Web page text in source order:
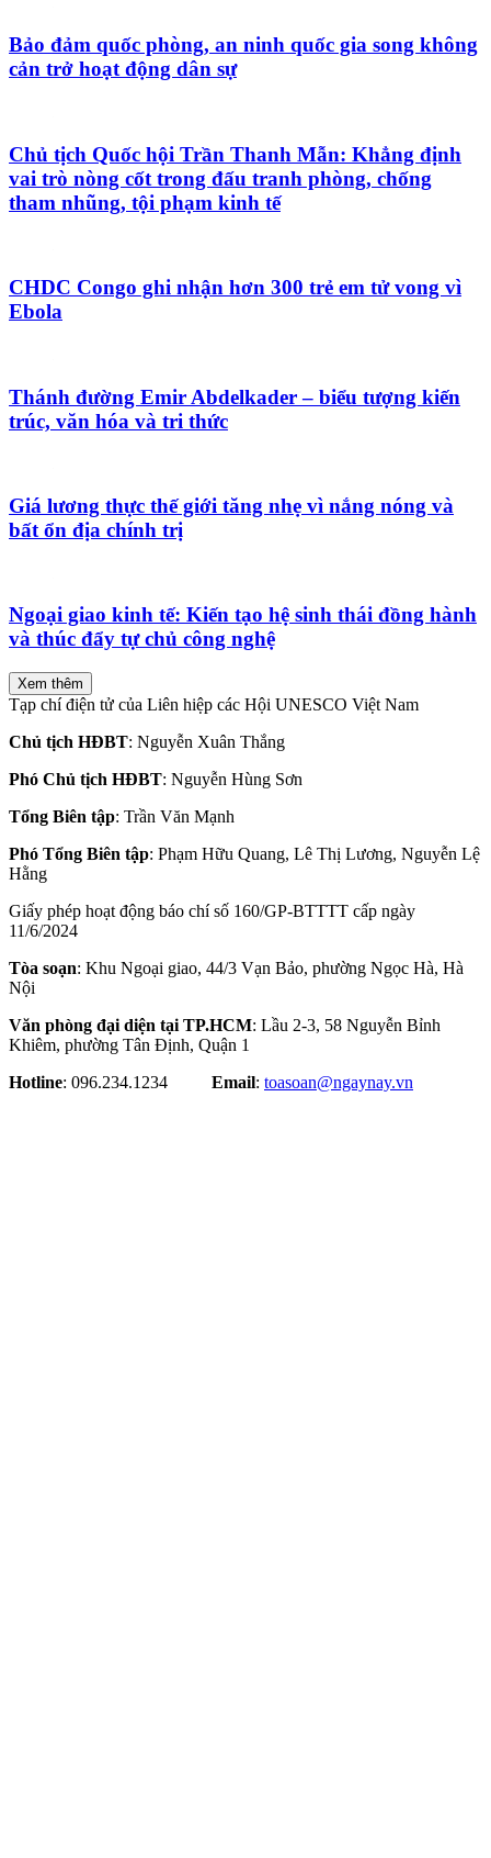
Bảo đảm quốc phòng, an ninh quốc gia song không
cản trở hoạt động dân sự
Chủ tịch Quốc hội Trần Thanh Mẫn: Khẳng định
vai trò nòng cốt trong đấu tranh phòng, chống
tham nhũng, tội phạm kinh tế
CHDC Congo ghi nhận hơn 300 trẻ em tử vong vì
Ebola
Thánh đường Emir Abdelkader – biểu tượng kiến
trúc, văn hóa và tri thức
Giá lương thực thế giới tăng nhẹ vì nắng nóng và
bất ổn địa chính trị
Ngoại giao kinh tế: Kiến tạo hệ sinh thái đồng hành
và thúc đẩy tự chủ công nghệ
Xem thêm
Tạp chí điện tử của Liên hiệp các Hội UNESCO Việt Nam
Chủ tịch HĐBT: Nguyễn Xuân Thắng
Phó Chủ tịch HĐBT: Nguyễn Hùng Sơn
Tổng Biên tập: Trần Văn Mạnh
Phó Tổng Biên tập: Phạm Hữu Quang, Lê Thị Lương, Nguyễn Lệ
Hằng
Giấy phép hoạt động báo chí số 160/GP-BTTTT cấp ngày
11/6/2024
Tòa soạn: Khu Ngoại giao, 44/3 Vạn Bảo, phường Ngọc Hà, Hà
Nội
Văn phòng đại diện tại TP.HCM: Lầu 2-3, 58 Nguyễn Bỉnh
Khiêm, phường Tân Định, Quận 1
Hotline: 096.234.1234 Email: toasoan@ngaynay.vn